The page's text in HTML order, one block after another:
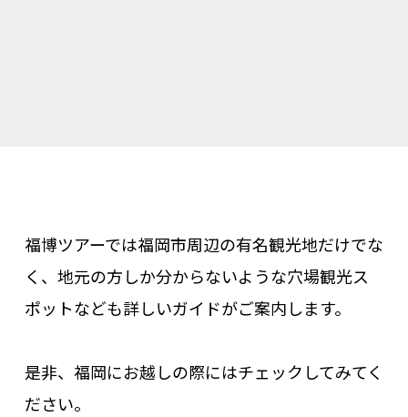
福博ツアーでは福岡市周辺の有名観光地だけでな
く、地元の方しか分からないような穴場観光ス
ポットなども詳しいガイドがご案内します。
是非、福岡にお越しの際にはチェックしてみてく
ださい。